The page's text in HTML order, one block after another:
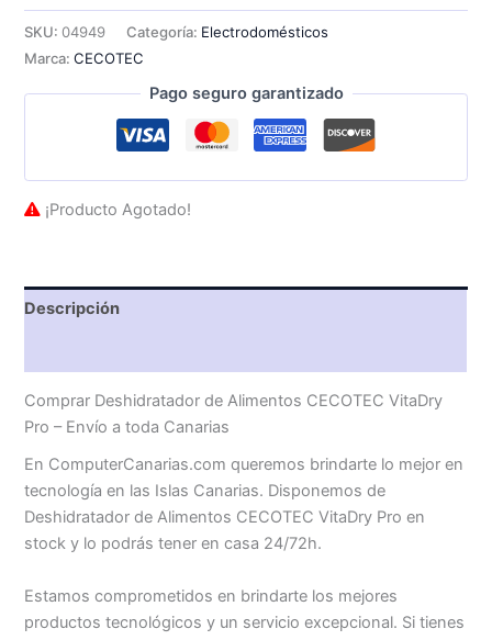
SKU: 04949 Categoría: Electrodomésticos
Marca:CECOTEC
Pago seguro garantizado
¡Producto Agotado!
Descripción
Comprar Deshidratador de Alimentos CECOTEC VitaDry
Pro – Envío a toda Canarias
En ComputerCanarias.com queremos brindarte lo mejor en
tecnología en las Islas Canarias. Disponemos de
Deshidratador de Alimentos CECOTEC VitaDry Pro en
stock y lo podrás tener en casa 24/72h.
Estamos comprometidos en brindarte los mejores
productos tecnológicos y un servicio excepcional. Si tienes